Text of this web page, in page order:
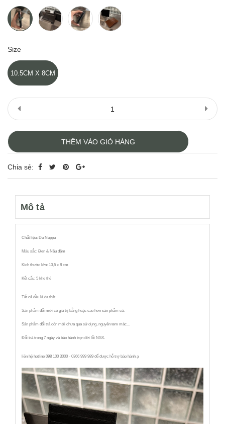
Size
10.5CM X 8CM
THÊM VÀO GIỎ HÀNG
Chia sẻ:
Mô tả
Chất liệu: Da Nappa
Màu sắc: Đen & Nâu đậm
Kích thước lớn: 10,5 x 8 cm
Kết cấu: 5 khe thẻ
Tất cả đều là da thật.
Sản phẩm đổi mới có giá trị bằng hoặc cao hơn sản phẩm cũ.
Sản phẩm đổi trả còn mới chưa qua sử dụng, nguyên tem mác...
Đổi trả trong 7 ngày và bảo hành trọn đời lỗi NSX.
liên hệ hotline 098 100 3000 - 0366 999 989 để được hỗ trợ bảo hành ạ